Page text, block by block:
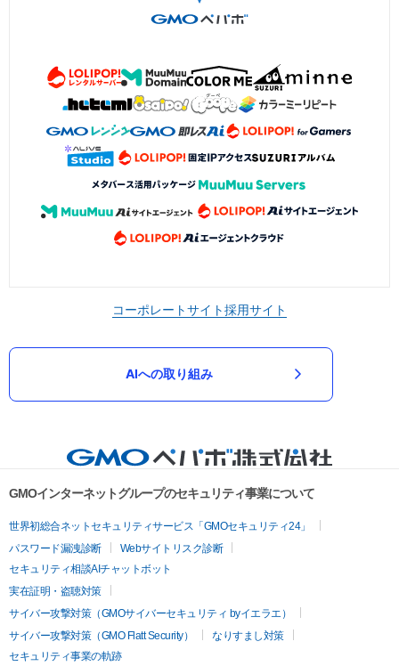
コーポレートサイト採用サイト
AIへの取り組み
GMOインターネットグループのセキュリティ事業について
世界初総合ネットセキュリティサービス「GMOセキュリティ24」
パスワード漏洩診断
Webサイトリスク診断
セキュリティ相談AIチャットボット
実在証明・盗聴対策
サイバー攻撃対策（GMOサイバーセキュリティ byイエラエ）
サイバー攻撃対策（GMO Flatt Security）
なりすまし対策
セキュリティ事業の軌跡